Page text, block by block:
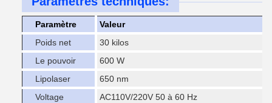
Paramètre
Valeur
Poids net
30 kilos
Le pouvoir
600 W
Lipolaser
650 nm
Voltage
AC110V/220V 50 à 60 Hz